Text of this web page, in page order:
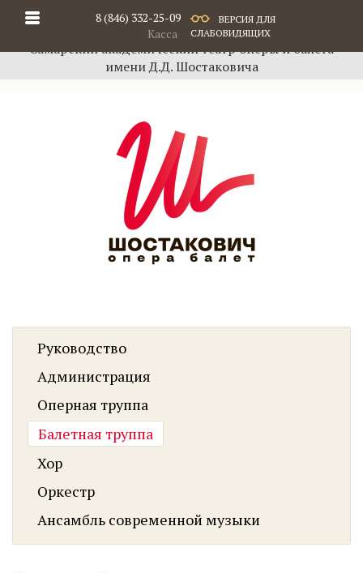
8 (846) 332-25-09
Касса
ВЕРСИЯ ДЛЯ
СЛАБОВИДЯЩИХ
Самарский академический театр оперы и балета
имени Д.Д. Шостаковича
Руководство
Администрация
Оперная труппа
Балетная труппа
Хор
Оркестр
Ансамбль современной музыки